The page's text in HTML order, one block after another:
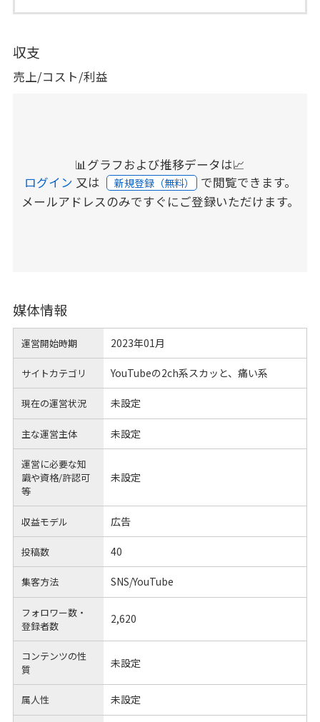
収支
売上/コスト/利益
📊グラフおよび推移データは📈
ログイン 又は 新規登録（無料） で閲覧できます。
メールアドレスのみですぐにご登録いただけます。
媒体情報
運営開始時期 2023年01月
サイトカテゴリ YouTubeの2ch系スカッと、痛い系
現在の運営状況 未設定
主な運営主体 未設定
運営に必要な知
識や資格/許認可
等
未設定
収益モデル 広告
投稿数 40
集客方法 SNS/YouTube
フォロワー数・
登録者数
2,620
コンテンツの性
質
未設定
属人性 未設定